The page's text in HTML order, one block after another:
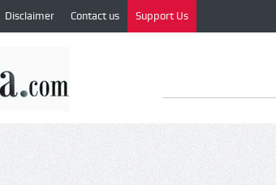
Disclaimer Contact us Support Us